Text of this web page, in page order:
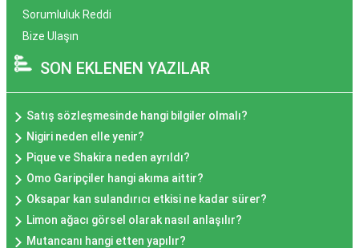
Sorumluluk Reddi
Bize Ulaşın
SON EKLENEN YAZILAR
Satış sözleşmesinde hangi bilgiler olmalı?
Nigiri neden elle yenir?
Pique ve Shakira neden ayrıldı?
Omo Garipçiler hangi akıma aittir?
Oksapar kan sulandırıcı etkisi ne kadar sürer?
Limon ağacı görsel olarak nasıl anlaşılır?
Mutancanı hangi etten yapılır?